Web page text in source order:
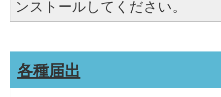
ンストールしてください。
各種届出